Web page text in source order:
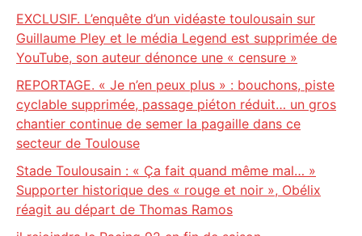
EXCLUSIF. L’enquête d’un vidéaste toulousain sur
Guillaume Pley et le média Legend est supprimée de
YouTube, son auteur dénonce une « censure »
REPORTAGE. « Je n’en peux plus » : bouchons, piste
cyclable supprimée, passage piéton réduit… un gros
chantier continue de semer la pagaille dans ce
secteur de Toulouse
Stade Toulousain : « Ça fait quand même mal… »
Supporter historique des « rouge et noir », Obélix
réagit au départ de Thomas Ramos